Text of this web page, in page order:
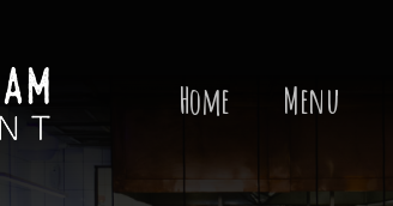
Home Menu